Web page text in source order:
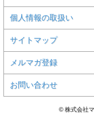
個人情報の取扱い
サイトマップ
メルマガ登録
お問い合わせ
© 株式会社